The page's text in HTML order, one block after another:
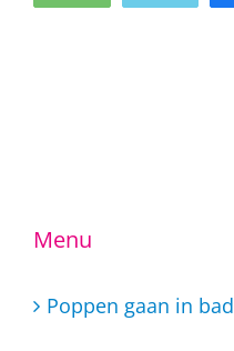
Menu
Poppen gaan in bad